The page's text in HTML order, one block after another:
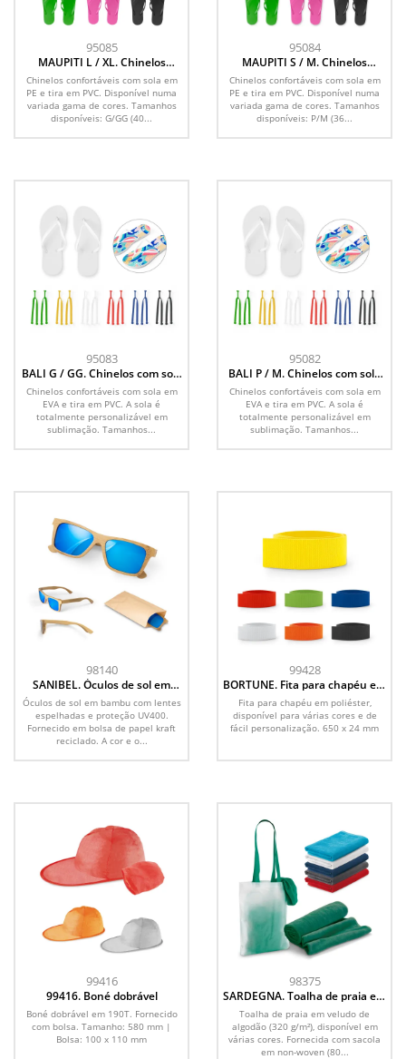
95085
MAUPITI L / XL. Chinelos
confortáveis com sola em PE e
tira em PVC
Chinelos confortáveis com sola em
PE e tira em PVC. Disponível numa
variada gama de cores. Tamanhos
disponíveis: G/GG (40...
95084
MAUPITI S / M. Chinelos
confortáveis com sola em PE e
tira em PVC
Chinelos confortáveis com sola em
PE e tira em PVC. Disponível numa
variada gama de cores. Tamanhos
disponíveis: P/M (36...
95083
BALI G / GG. Chinelos com sola
totalmente personalizável em
sublimação
Chinelos confortáveis com sola em
EVA e tira em PVC. A sola é
totalmente personalizável em
sublimação. Tamanhos...
95082
BALI P / M. Chinelos com sola
totalmente personalizável em
sublimação
Chinelos confortáveis com sola em
EVA e tira em PVC. A sola é
totalmente personalizável em
sublimação. Tamanhos...
98140
SANIBEL. Óculos de sol em
bambu
Óculos de sol em bambu com lentes
espelhadas e proteção UV400.
Fornecido em bolsa de papel kraft
reciclado. A cor e o...
99428
BORTUNE. Fita para chapéu em
poliéster
Fita para chapéu em poliéster,
disponível para várias cores e de
fácil personalização. 650 x 24 mm
99416
99416. Boné dobrável
Boné dobrável em 190T. Fornecido
com bolsa. Tamanho: 580 mm |
Bolsa: 100 x 110 mm
98375
SARDEGNA. Toalha de praia em
veludo de algodão (320 g/m²)
Toalha de praia em veludo de
algodão (320 g/m²), disponível em
várias cores. Fornecida com sacola
em non-woven (80...